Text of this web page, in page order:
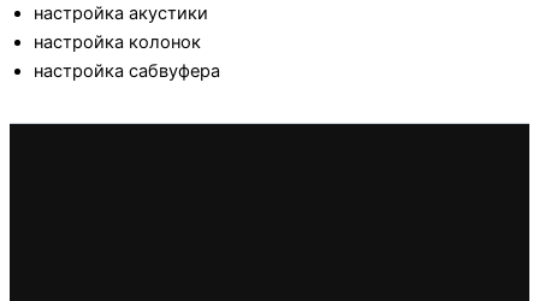
настройка акустики
настройка колонок
настройка сабвуфера